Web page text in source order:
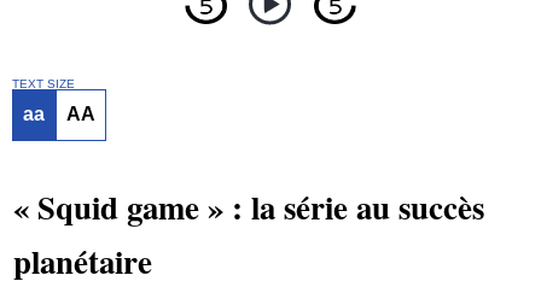
TEXT SIZE
aa AA
« Squid game » : la série au succès
planétaire